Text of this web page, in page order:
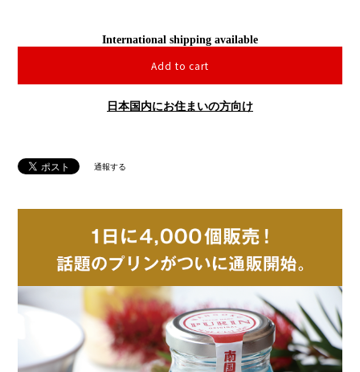
International shipping available
Add to cart
日本国内にお住まいの方向け
通報する